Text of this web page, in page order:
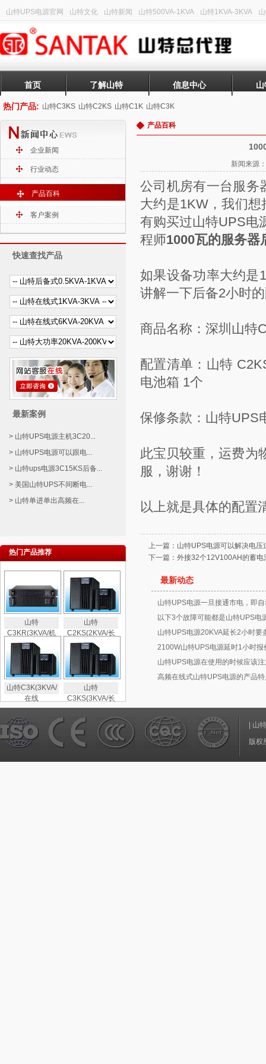
山特UPS电源官网 山特文化 山特新闻 山特500VA-1KVA 山特1KVA-3KVA
首页 了解山特 信息中心
热门产品: 山特C3KS 山特C2KS 山特C1K 山特C3K
企业新闻
行业动态
产品百科
客户案例
快速查找产品
最新案例
> 山特UPS电源主机3C20...
> 山特UPS电源可以跟电...
> 山特ups电源3C15KS后备...
> 美国山特UPS不间断电...
> 山特单进单出高频在...
热门产品推荐
山特
C3KR(3KVA/机
山特
C2KS(2KVA/长
山特C3K(3KVA/
在线
山特
C3KS(3KVA/长
产品百科
新闻来源
公司机房有一台服务
大约是1KW，我们
有购买过山特UPS电
程师1000瓦的服务器
如果设备功率大约是
讲解一下后备2小时
商品名称：深圳 山特
配置清单：山特
电池箱 1个
保修条款：山特UPS
此宝贝较重，运费为
服，谢谢！
以上就是具体的配置
上一篇： 山特UPS电源可以解决电压
下一篇： 外接32个12V100AH的蓄电
最新动态
山特UPS电源一旦接通市电，即
以下3个故障可能都是山特UPS电
山特UPS电源20KVA延长2小时要
2100W山特UPS电源延时1小时报
山特UPS电源在使用的时候应该
高频在线式山特UPS电源的产品
山
版权